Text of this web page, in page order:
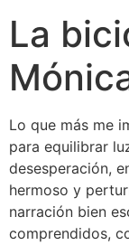
La
Lo que más me
para equilibrar
desesperación,
hermoso y
narración bien
comprendidos,